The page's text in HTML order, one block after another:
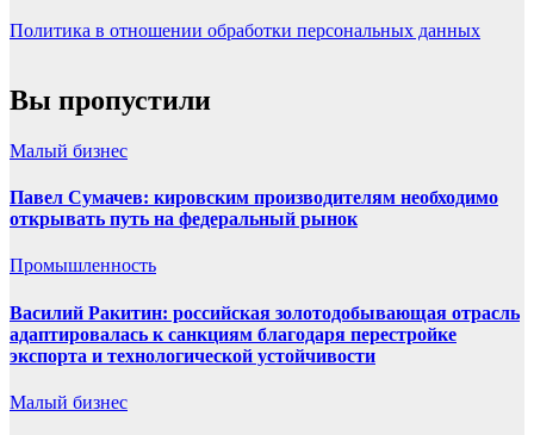
Политика в отношении обработки персональных данных
Вы пропустили
Малый бизнес
Павел Сумачев: кировским производителям необходимо
открывать путь на федеральный рынок
Промышленность
Василий Ракитин: российская золотодобывающая отрасль
адаптировалась к санкциям благодаря перестройке
экспорта и технологической устойчивости
Малый бизнес